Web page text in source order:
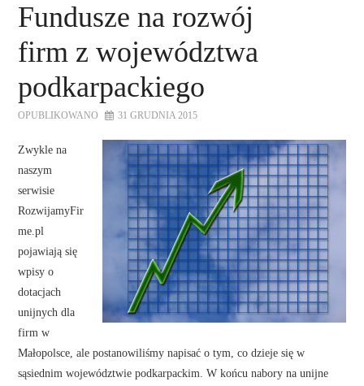
Fundusze na rozwój
firm z województwa
podkarpackiego
OPUBLIKOWANO 31 GRUDNIA 2015
Zwykle na
naszym
serwisie
RozwijamyFir
me.pl
pojawiają się
wpisy o
dotacjach
unijnych dla
firm w
Małopolsce, ale postanowiliśmy napisać o tym, co dzieje się w
sąsiednim województwie podkarpackim. W końcu nabory na unijne